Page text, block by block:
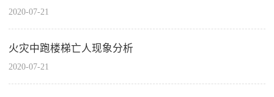
2020-07-21
火灾中跑楼梯亡人现象分析
2020-07-21